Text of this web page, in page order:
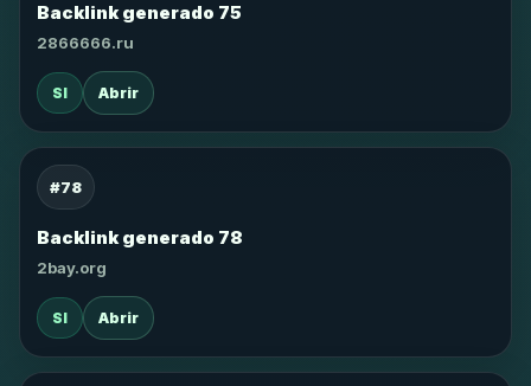
Backlink generado 75
2866666.ru
SI Abrir
#78
Backlink generado 78
2bay.org
SI Abrir